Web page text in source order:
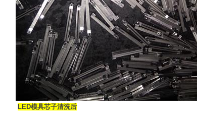
LED模具芯子清洗后